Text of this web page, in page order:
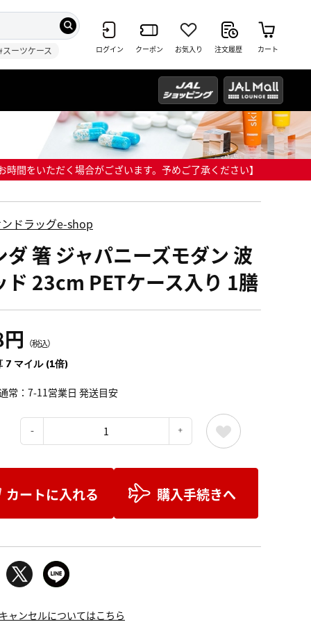
スーツケース ログイン クーポン お気入り 注文履歴 カート
間をいただく場合がございます。予めご了承ください】
ドラッグe-shop
ダ 箸 ジャパニーズモダン 波
ド 23cm PETケース入り 1膳
（税込）
7 マイル (1倍)
常：7-11営業日 発送目安
カートに入れる 購入手続きへ
ャンセルについてはこちら